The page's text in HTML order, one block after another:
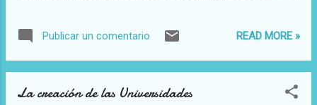
Empiezan en edificios propios pero pronto hacen sus
propios edificios.
Publicar un comentario READ MORE »
La creación de las Universidades